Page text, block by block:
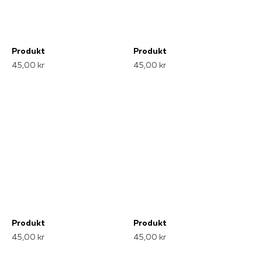
Produkt
45,00 kr
Produkt
45,00 kr
Produkt
45,00 kr
Produkt
45,00 kr